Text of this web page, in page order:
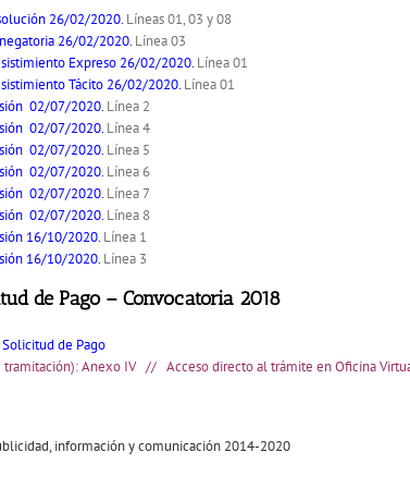
26/02/2020. Líneas 01, 03 y 08
26/02/2020. Línea 03
Expreso 26/02/2020. Línea 01
Tácito 26/02/2020. Línea 01
02/07/2020. Línea 2
02/07/2020. Línea 4
02/07/2020. Línea 5
02/07/2020. Línea 6
02/07/2020. Línea 7
02/07/2020. Línea 8
16/10/2020. Línea 1
16/10/2020. Línea 3
de Pago – Convocatoria 2018
de Pago
tramitación): Anexo IV // Acceso directo al trámite en Oficina
información y comunicación 2014-2020